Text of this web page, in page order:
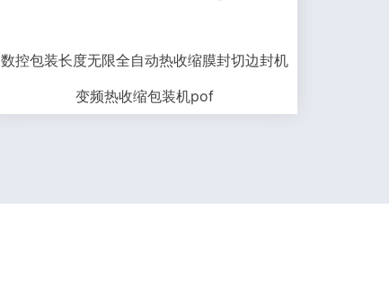
数控包装长度无限全自动热收缩膜封切边封机
变频热收缩包装机pof